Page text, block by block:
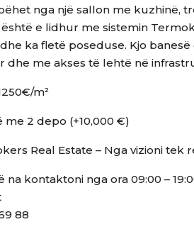
nga një sallon me kuzhinë,
është e lidhur me sistemin
ka fletë poseduse. Kjo
dhe me akses të lehtë në
m²
me 2 depo (+10,000 €)
Real Estate – Nga vizioni tek
na kontaktoni nga ora 09:00 –
88